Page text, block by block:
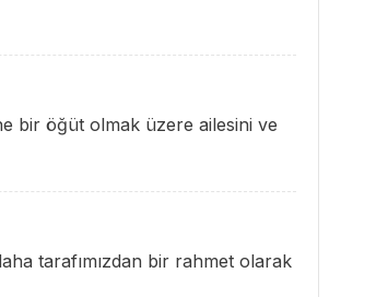
bir öğüt olmak üzere ailesini ve
tarafımızdan bir rahmet olarak